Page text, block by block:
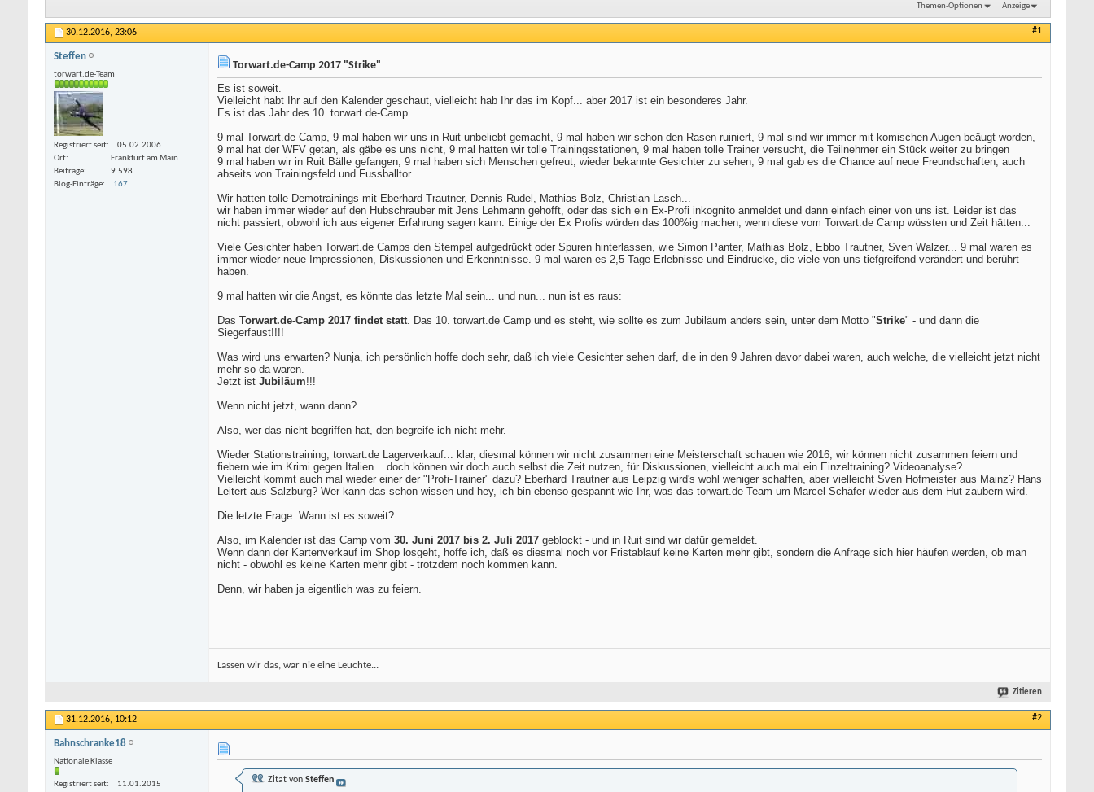
Themen-Optionen Anzeige
30.12.2016, 23:06 #1
Steffen
torwart.de-Team
Registriert seit
05.02.2006
Ort
Frankfurt am Main
Beiträge
9.598
Blog-Einträge
167
Torwart.de-Camp 2017 "Strike"
Es ist soweit.
Vielleicht habt Ihr auf den Kalender geschaut, vielleicht hab Ihr das im Kopf... aber 2017 ist ein besonderes Jahr.
Es ist das Jahr des 10. torwart.de-Camp...
9 mal Torwart.de Camp, 9 mal haben wir uns in Ruit unbeliebt gemacht, 9 mal haben wir schon den Rasen ruiniert, 9 mal sind wir immer mit komischen Augen beäugt worden,
9 mal hat der WFV getan, als gäbe es uns nicht, 9 mal hatten wir tolle Trainingsstationen, 9 mal haben tolle Trainer versucht, die Teilnehmer ein Stück weiter zu bringen
9 mal haben wir in Ruit Bälle gefangen, 9 mal haben sich Menschen gefreut, wieder bekannte Gesichter zu sehen, 9 mal gab es die Chance auf neue Freundschaften, auch
abseits von Trainingsfeld und Fussballtor
Wir hatten tolle Demotrainings mit Eberhard Trautner, Dennis Rudel, Mathias Bolz, Christian Lasch...
wir haben immer wieder auf den Hubschrauber mit Jens Lehmann gehofft, oder das sich ein Ex-Profi inkognito anmeldet und dann einfach einer von uns ist. Leider ist das
nicht passiert, obwohl ich aus eigener Erfahrung sagen kann: Einige der Ex Profis würden das 100%ig machen, wenn diese vom Torwart.de Camp wüssten und Zeit hätten...
Viele Gesichter haben Torwart.de Camps den Stempel aufgedrückt oder Spuren hinterlassen, wie Simon Panter, Mathias Bolz, Ebbo Trautner, Sven Walzer... 9 mal waren es
immer wieder neue Impressionen, Diskussionen und Erkenntnisse. 9 mal waren es 2,5 Tage Erlebnisse und Eindrücke, die viele von uns tiefgreifend verändert und berührt
haben.
9 mal hatten wir die Angst, es könnte das letzte Mal sein... und nun... nun ist es raus:
Das Torwart.de-Camp 2017 findet statt. Das 10. torwart.de Camp und es steht, wie sollte es zum Jubiläum anders sein, unter dem Motto "Strike" - und dann die
Siegerfaust!!!!
Was wird uns erwarten? Nunja, ich persönlich hoffe doch sehr, daß ich viele Gesichter sehen darf, die in den 9 Jahren davor dabei waren, auch welche, die vielleicht jetzt nicht
mehr so da waren.
Jetzt ist Jubiläum!!!
Wenn nicht jetzt, wann dann?
Also, wer das nicht begriffen hat, den begreife ich nicht mehr.
Wieder Stationstraining, torwart.de Lagerverkauf... klar, diesmal können wir nicht zusammen eine Meisterschaft schauen wie 2016, wir können nicht zusammen feiern und
fiebern wie im Krimi gegen Italien... doch können wir doch auch selbst die Zeit nutzen, für Diskussionen, vielleicht auch mal ein Einzeltraining? Videoanalyse?
Vielleicht kommt auch mal wieder einer der "Profi-Trainer" dazu? Eberhard Trautner aus Leipzig wird's wohl weniger schaffen, aber vielleicht Sven Hofmeister aus Mainz? Hans
Leitert aus Salzburg? Wer kann das schon wissen und hey, ich bin ebenso gespannt wie Ihr, was das torwart.de Team um Marcel Schäfer wieder aus dem Hut zaubern wird.
Die letzte Frage: Wann ist es soweit?
Also, im Kalender ist das Camp vom 30. Juni 2017 bis 2. Juli 2017 geblockt - und in Ruit sind wir dafür gemeldet.
Wenn dann der Kartenverkauf im Shop losgeht, hoffe ich, daß es diesmal noch vor Fristablauf keine Karten mehr gibt, sondern die Anfrage sich hier häufen werden, ob man
nicht - obwohl es keine Karten mehr gibt - trotzdem noch kommen kann.
Denn, wir haben ja eigentlich was zu feiern.
Lassen wir das, war nie eine Leuchte...
Zitieren
31.12.2016, 10:12 #2
Bahnschranke18
Nationale Klasse
Registriert seit
11.01.2015
Zitat von Steffen